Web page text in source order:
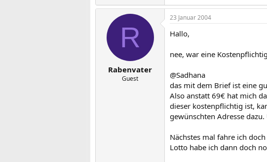
R
Rabenvater
Guest
23 Januar 2004
Hallo,
nee, war eine
@Sadhana
das mit dem Brief ist eine
Also anstatt 69€ hat mich
dieser kostenpflichtig ist,
gewünschten Adresse
Nächstes mal fahre ich
Lotto habe ich dann doch